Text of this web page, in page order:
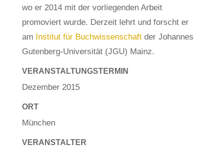
wo er 2014 mit der vorliegenden Arbeit
promoviert wurde. Derzeit lehrt und forscht er
am Institut für Buchwissenschaft der Johannes
Gutenberg-Universität (JGU) Mainz.
VERANSTALTUNGSTERMIN
Dezember 2015
ORT
München
VERANSTALTER